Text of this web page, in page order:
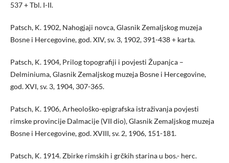
537 + Tbl. I-II.
Patsch, K. 1902, Nahogjaji novca, Glasnik Zemaljskog muzeja
Bosne i Hercegovine, god. XIV, sv. 3, 1902, 391-438 + karta.
Patsch, K. 1904, Prilog topografiji i povjesti Županjca –
Delminiuma, Glasnik Zemaljskog muzeja Bosne i Hercegovine,
god. XVI, sv. 3, 1904, 307-365.
Patsch, K. 1906, Arheološko-epigrafska istraživanja povjesti
rimske provincije Dalmacije (VII dio), Glasnik Zemaljskog muzeja
Bosne i Hercegovine, god. XVIII, sv. 2, 1906, 151-181.
Patsch, K. 1914. Zbirke rimskih i grčkih starina u bos.- herc.